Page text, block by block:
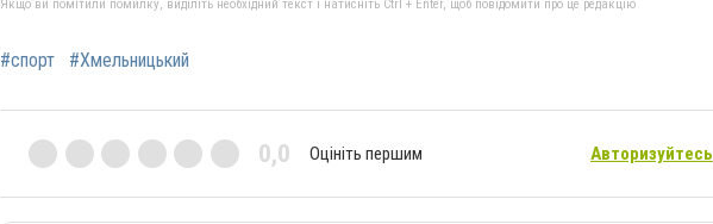
Якщо ви помітили помилку, виділіть необхідний текст і натисніть Ctrl + Enter, щоб повідомити про це редакцію
#спорт #Хмельницький
0,0 Оцініть першим Авторизуйтесь